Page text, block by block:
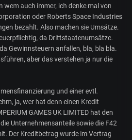
wem auch immer, ich denke mal von
oder Roberts Space Industries
bezahlt. Also machen sie Umsätze.
da Drittstaatenumsätze.
Gewinnsteuern anfallen, bla, bla bla.
aber das verstehen ja nur die
und einer evtl.
ja, wer hat denn einen Kredit
GAMES UK LIMITED hat den
Unternehmensanteile sowie die F42
Der Kreditbetrag wurde im Vertrag